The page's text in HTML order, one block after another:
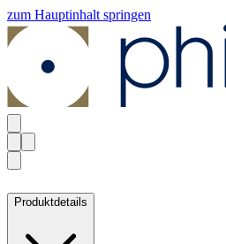
zum Hauptinhalt springen
Produktdetails